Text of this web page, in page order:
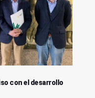
con el desarrollo